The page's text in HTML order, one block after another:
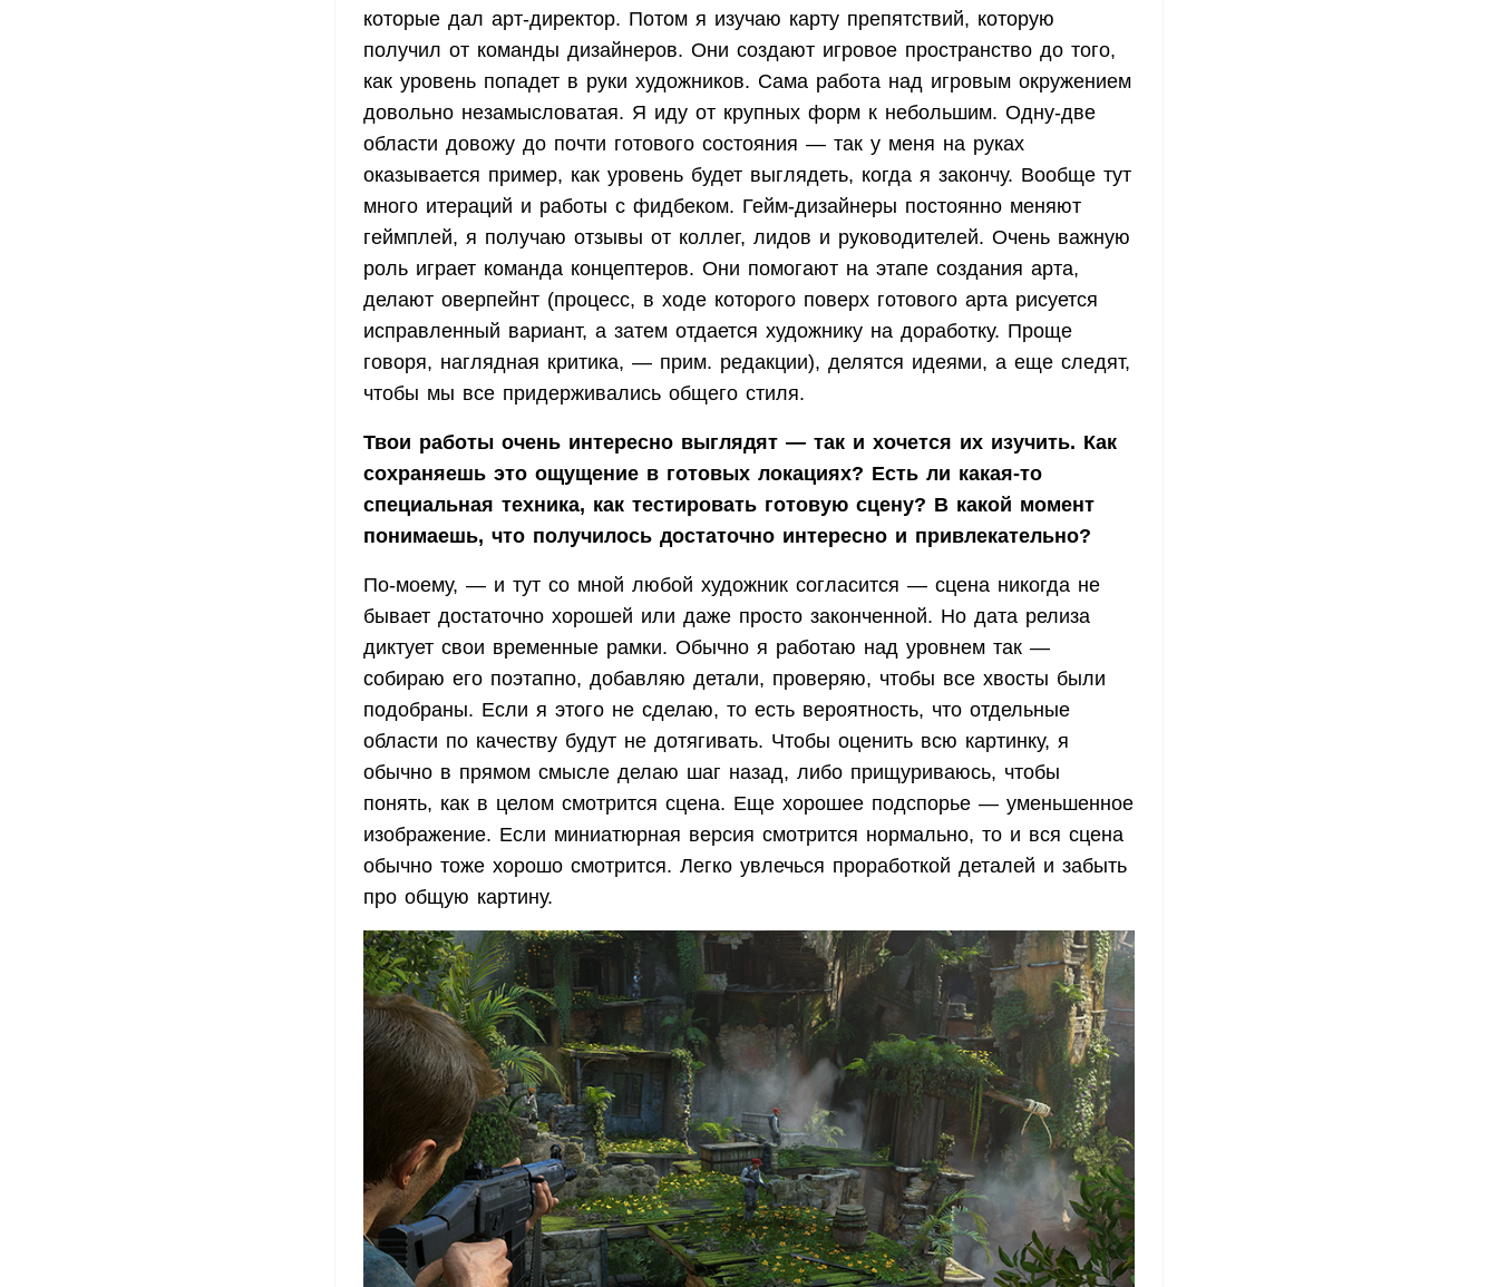
которые дал арт-директор. Потом я изучаю карту препятствий, которую
получил от команды дизайнеров. Они создают игровое пространство до того,
как уровень попадет в руки художников. Сама работа над игровым окружением
довольно незамысловатая. Я иду от крупных форм к небольшим. Одну-две
области довожу до почти готового состояния — так у меня на руках
оказывается пример, как уровень будет выглядеть, когда я закончу. Вообще тут
много итераций и работы с фидбеком. Гейм-дизайнеры постоянно меняют
геймплей, я получаю отзывы от коллег, лидов и руководителей. Очень важную
роль играет команда концептеров. Они помогают на этапе создания арта,
делают оверпейнт (процесс, в ходе которого поверх готового арта рисуется
исправленный вариант, а затем отдается художнику на доработку. Проще
говоря, наглядная критика, — прим. редакции), делятся идеями, а еще следят,
чтобы мы все придерживались общего стиля.
Твои работы очень интересно выглядят — так и хочется их изучить. Как
сохраняешь это ощущение в готовых локациях? Есть ли какая-то
специальная техника, как тестировать готовую сцену? В какой момент
понимаешь, что получилось достаточно интересно и привлекательно?
По-моему, — и тут со мной любой художник согласится — сцена никогда не
бывает достаточно хорошей или даже просто законченной. Но дата релиза
диктует свои временные рамки. Обычно я работаю над уровнем так —
собираю его поэтапно, добавляю детали, проверяю, чтобы все хвосты были
подобраны. Если я этого не сделаю, то есть вероятность, что отдельные
области по качеству будут не дотягивать. Чтобы оценить всю картинку, я
обычно в прямом смысле делаю шаг назад, либо прищуриваюсь, чтобы
понять, как в целом смотрится сцена. Еще хорошее подспорье — уменьшенное
изображение. Если миниатюрная версия смотрится нормально, то и вся сцена
обычно тоже хорошо смотрится. Легко увлечься проработкой деталей и забыть
про общую картину.